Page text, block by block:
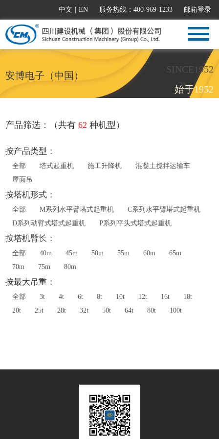
中文 EN 服务热线：400-969-1233 邮箱登录
安博电子（中国）
SINCE1952
始于1952
产品筛选：（共有62 种机型）
按产品类型：
全部 塔式起重机 施工升降机
混凝土搅拌运输车
屋面吊
按塔机形式：
全部 M系列水平臂塔式起重机
C系列水平臂塔式起重机
D系列动臂式塔式起重机
P系列平头式塔式起重机
按塔机臂长：
全部 40m 45m 50m 55m 60m
65m
70m
75m 80m
按最大吊重：
全部 3t 4t 6t 8t 10t 12t 16t
18t
20t
25t 28t 32t 50t 64t 80t 100t